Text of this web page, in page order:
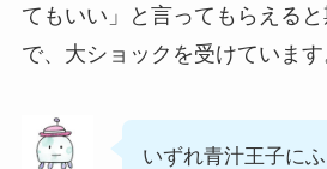
てもいい」と言ってもらえる
で、大ショックを受けています
いずれ青汁王子に